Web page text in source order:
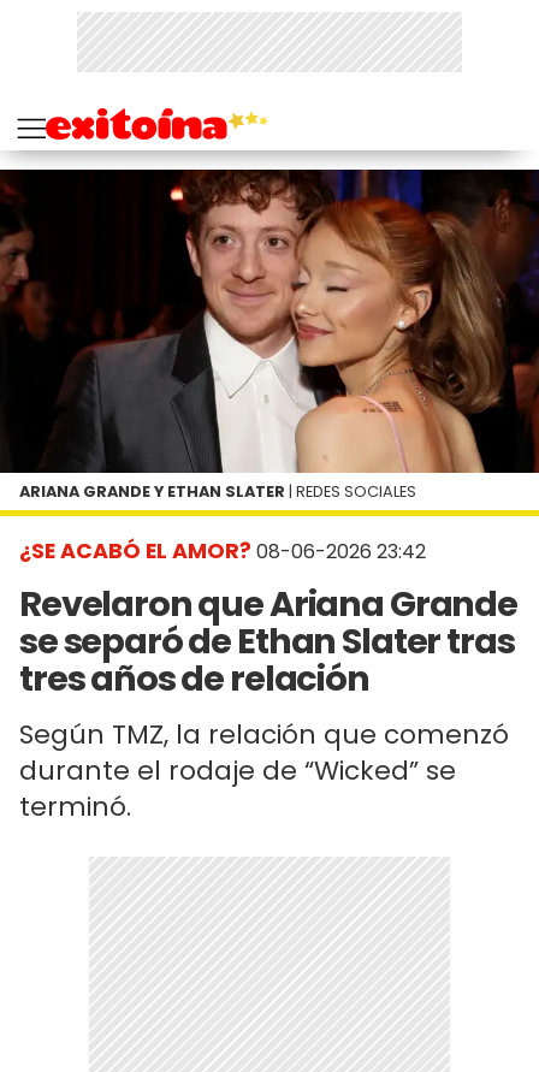
¿SE ACABÓ EL AMOR? 08-06-2026 23:42
Revelaron que Ariana Grande
se separó de Ethan Slater tras
tres años de relación
Según TMZ, la relación que comenzó
durante el rodaje de “Wicked” se
terminó.
ARIANA GRANDE Y ETHAN SLATER | REDES SOCIALES